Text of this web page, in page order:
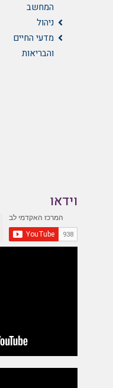
המחשב
ניהול
מדעי החיים
והבריאות
וידאו